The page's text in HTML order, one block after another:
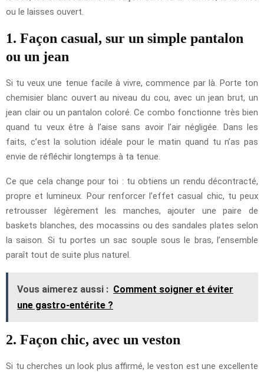
ou le laisses ouvert.
1. Façon casual, sur un simple pantalon
ou un jean
Si tu veux une tenue facile à vivre, commence par là. Porte ton
chemisier blanc ouvert au niveau du cou, avec un jean brut, un
jean clair ou un pantalon coloré. Ce combo fonctionne très bien
quand tu veux être à l’aise sans avoir l’air négligée. Dans les
faits, c’est la solution idéale pour le matin quand tu n’as pas
envie de réfléchir longtemps à ta tenue.
Ce que cela change pour toi : tu obtiens un rendu décontracté,
propre et lumineux. Pour renforcer l’effet casual chic, tu peux
retrousser légèrement les manches, ajouter une paire de
baskets blanches, des mocassins ou des sandales plates selon
la saison. Si tu portes un sac souple sous le bras, l’ensemble
paraît tout de suite plus naturel.
Vous aimerez aussi : Comment soigner et éviter
une gastro-entérite ?
2. Façon chic, avec un veston
Si tu cherches un look plus affirmé, le veston est une excellente